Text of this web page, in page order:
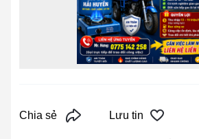
Chia sẻ Lưu tin